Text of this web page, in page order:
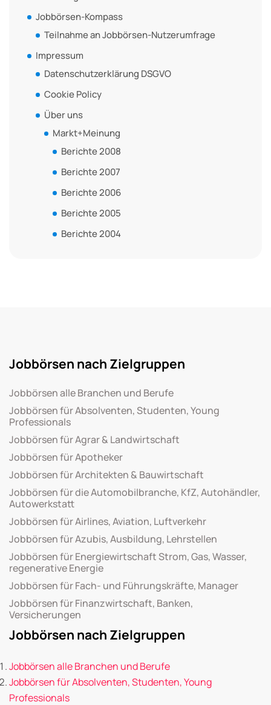
Jobbörsen-Kompass
Teilnahme an Jobbörsen-Nutzerumfrage
Impressum
Datenschutzerklärung DSGVO
Cookie Policy
Über uns
Markt+Meinung
Berichte 2008
Berichte 2007
Berichte 2006
Berichte 2005
Berichte 2004
Jobbörsen nach Zielgruppen
Jobbörsen alle Branchen und Berufe
Jobbörsen für Absolventen, Studenten, Young
Professionals
Jobbörsen für Agrar & Landwirtschaft
Jobbörsen für Apotheker
Jobbörsen für Architekten & Bauwirtschaft
Jobbörsen für die Automobilbranche, KfZ, Autohändler,
Autowerkstatt
Jobbörsen für Airlines, Aviation, Luftverkehr
Jobbörsen für Azubis, Ausbildung, Lehrstellen
Jobbörsen für Energiewirtschaft Strom, Gas, Wasser,
regenerative Energie
Jobbörsen für Fach- und Führungskräfte, Manager
Jobbörsen für Finanzwirtschaft, Banken,
Versicherungen
Jobbörsen nach Zielgruppen
Jobbörsen alle Branchen und Berufe
Jobbörsen für Absolventen, Studenten, Young
Professionals